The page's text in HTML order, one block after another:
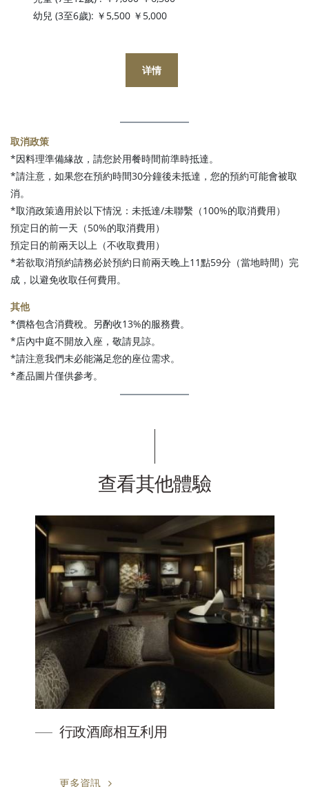
幼兒 (3至6歲): ￥5,500 ￥5,000
详情
取消政策
*因料理準備緣故，請您於用餐時間前準時抵達。
*請注意，如果您在預約時間30分鐘後未抵達，您的預約可能會被取
消。
*取消政策適用於以下情況：未抵達/未聯繫（100%的取消費用）
預定日的前一天（50%的取消費用）
預定日的前兩天以上（不收取費用）
*若欲取消預約請務必於預約日前兩天晚上11點59分（當地時間）完
成，以避免收取任何費用。
其他
*價格包含消費稅。另酌收13%的服務費。
*店內中庭不開放入座，敬請見諒。
*請注意我們未必能滿足您的座位需求。
*產品圖片僅供參考。
查看其他體驗
行政酒廊相互利用
更多資訊